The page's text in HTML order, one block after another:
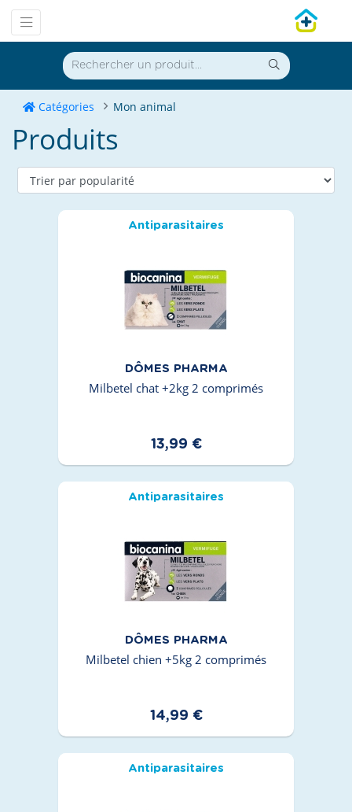
Catégories Mon animal
Produits
Antiparasitaires
DÔMES PHARMA
Milbetel chat +2kg 2 comprimés
13,99 €
Antiparasitaires
DÔMES PHARMA
Milbetel chien +5kg 2 comprimés
14,99 €
Antiparasitaires